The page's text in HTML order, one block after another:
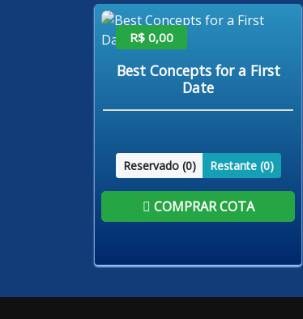
R$ 0,00
Best Concepts for a First
Date
Reservado (0) Restante (0)
COMPRAR COTA